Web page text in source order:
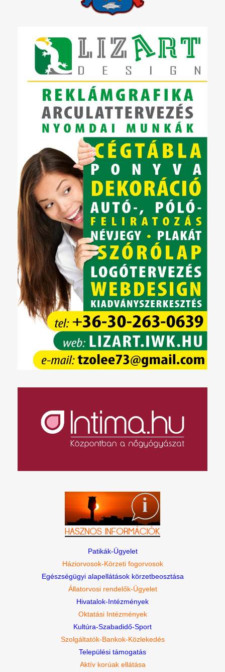
Patikák-Ügyelet
Háziorvosok-Körzeti fogorvosok
Egészségügyi alapellátások körzetbeosztása
Állatorvosi rendelők-Ügyelet
Hivatalok-Intézmények
Oktatási Intézmények
Kultúra-Szabadidő-Sport
Szolgáltatók-Bankok-Közlekedés
Települési támogatás
Aktív korúak ellátása